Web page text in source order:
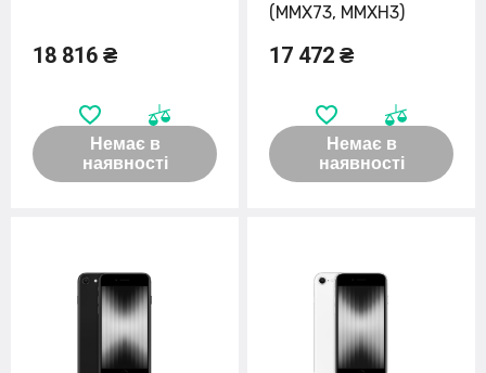
18 816 ₴
Немає в
наявності
(MMX73, MMXH3)
17 472 ₴
Немає в
наявності